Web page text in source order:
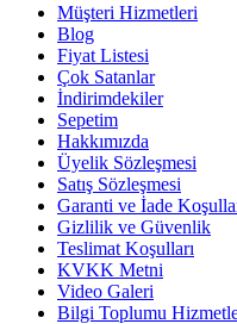
Müşteri Hizmetleri
Blog
Fiyat Listesi
Çok Satanlar
İndirimdekiler
Sepetim
Hakkımızda
Üyelik Sözleşmesi
Satış Sözleşmesi
Garanti ve İade
Gizlilik ve Güvenlik
Teslimat Koşulları
KVKK Metni
Video Galeri
Bilgi Toplumu